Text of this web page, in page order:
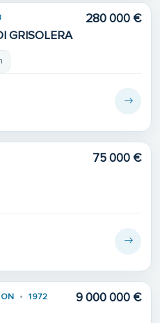
GRISOLERA
280 000 €
75 000 €
1972 9 000 000 €